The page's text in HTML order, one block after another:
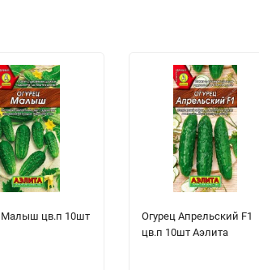
Малыш цв.п 10шт
Огурец Апрельский F1
цв.п 10шт Аэлита